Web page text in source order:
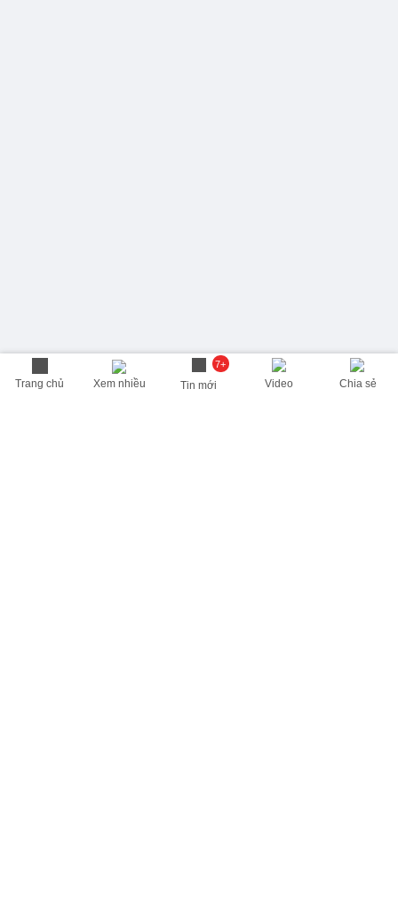
Trang chủ Xem nhiều
7+
Tin mới Video Chia sẻ